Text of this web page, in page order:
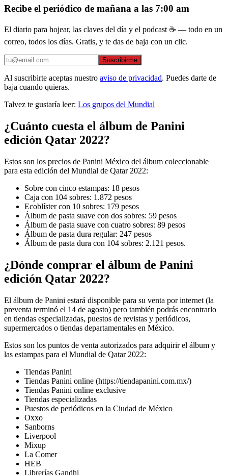
Recibe el periódico de mañana a las 7:00 am
El diario para hojear, las claves del día y el podcast ☕ — todo en un
correo, todos los días. Gratis, y te das de baja con un clic.
Suscribirme
Al suscribirte aceptas nuestro aviso de privacidad. Puedes darte de
baja cuando quieras.
Talvez te gustaría leer: Los grupos del Mundial
¿Cuánto cuesta el álbum de Panini
edición Qatar 2022?
Estos son los precios de Panini México del álbum coleccionable
para esta edición del Mundial de Qatar 2022:
Sobre con cinco estampas: 18 pesos
Caja con 104 sobres: 1.872 pesos
Ecoblíster con 10 sobres: 179 pesos
Álbum de pasta suave con dos sobres: 59 pesos
Álbum de pasta suave con cuatro sobres: 89 pesos
Álbum de pasta dura regular: 247 pesos
Álbum de pasta dura con 104 sobres: 2.121 pesos.
¿Dónde comprar el álbum de Panini
edición Qatar 2022?
El álbum de Panini estará disponible para su venta por internet (la
preventa terminó el 14 de agosto) pero también podrás encontrarlo
en tiendas especializadas, puestos de revistas y periódicos,
supermercados o tiendas departamentales en México.
Estos son los puntos de venta autorizados para adquirir el álbum y
las estampas para el Mundial de Qatar 2022:
Tiendas Panini
Tiendas Panini online (https://tiendapanini.com.mx/)
Tiendas Panini online exclusive
Tiendas especializadas
Puestos de periódicos en la Ciudad de México
Oxxo
Sanborns
Liverpool
Mixup
La Comer
HEB
Librerías Gandhi